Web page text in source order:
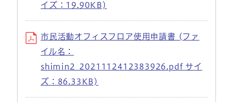
イズ：19.90KB)
市民活動オフィスフロア使用申請書 (ファ
イル名：
shimin2_2021112412383926.pdf サイ
ズ：86.33KB)